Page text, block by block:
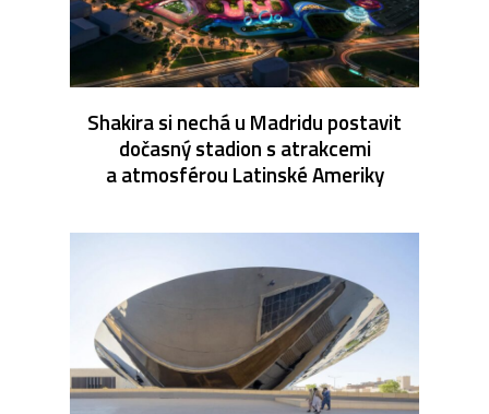
Shakira si nechá u Madridu postavit
dočasný stadion s atrakcemi
a atmosférou Latinské Ameriky